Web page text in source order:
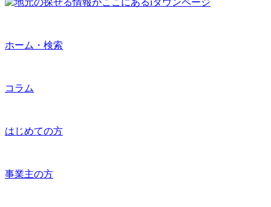
ホーム・検索
コラム
はじめての方
事業主の方